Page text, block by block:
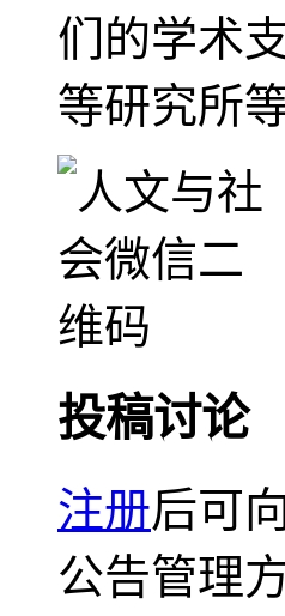
们的学术
等研究所等
投稿讨论
注册后可
公告管理